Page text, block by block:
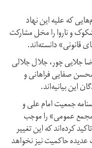
که علیه این نهاد
و ناروا را مخل مشارکت
قانونی» دانسته‌اند.
جلایی چور، جلال جلالی
محسن صفایی فراهانی و
این بیانیه‌اند.
جمعیت امام علی و
مجمع عمومی» را موجب
کرده‌اند که این تغییر
حاکمیت نیز نخواهد